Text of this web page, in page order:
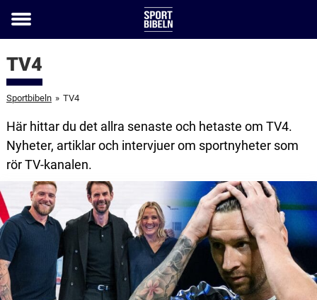
Toggle
TV4
Sportbibeln » TV4
Här hittar du det allra senaste och hetaste om TV4.
Nyheter, artiklar och intervjuer om sportnyheter som
rör TV-kanalen.